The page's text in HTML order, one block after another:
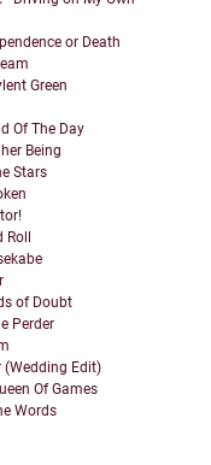
or Death
Green
Of The Day
Being
Stars
of Doubt
Perder
(Wedding Edit)
Of Games
Words